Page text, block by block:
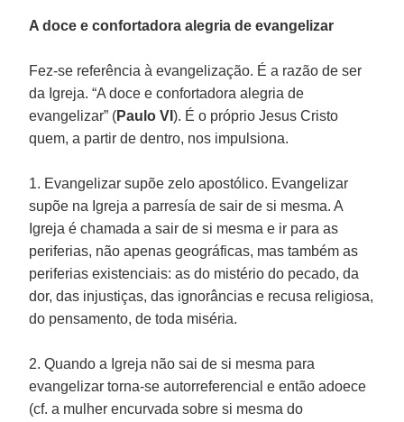
A doce e confortadora alegria de evangelizar
Fez-se referência à evangelização. É a razão de ser
da Igreja. “A doce e confortadora alegria de
evangelizar” (Paulo VI). É o próprio Jesus Cristo
quem, a partir de dentro, nos impulsiona.
1. Evangelizar supõe zelo apostólico. Evangelizar
supõe na Igreja a parresía de sair de si mesma. A
Igreja é chamada a sair de si mesma e ir para as
periferias, não apenas geográficas, mas também as
periferias existenciais: as do mistério do pecado, da
dor, das injustiças, das ignorâncias e recusa religiosa,
do pensamento, de toda miséria.
2. Quando a Igreja não sai de si mesma para
evangelizar torna-se autorreferencial e então adoece
(cf. a mulher encurvada sobre si mesma do